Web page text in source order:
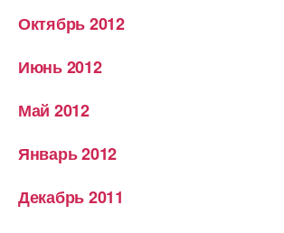
Октябрь 2012
Июнь 2012
Май 2012
Январь 2012
Декабрь 2011